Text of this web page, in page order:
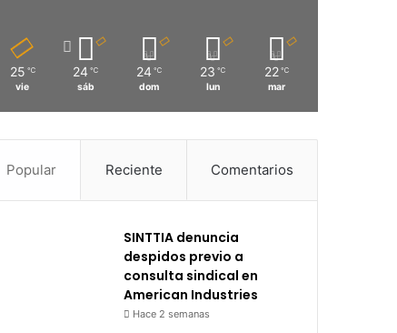
25 ℃
vie
24 ℃
sáb
24 ℃
dom
23 ℃
lun
22 ℃
mar
Popular Reciente Comentarios
SINTTIA denuncia
despidos previo a
consulta sindical en
American Industries
Hace 2 semanas